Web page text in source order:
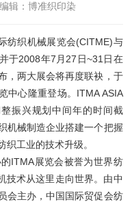
编辑：博准织印染
织机械展览会(CITME)与
于2008年7月27日~31日在
，两大展会将再度联袂，于
中心隆重登场。ITMA ASIA
振兴规划中间年的时间截
机械制造企业搭建一个把握
织工业的技术升级。
ITMA展览会被誉为世界纺
技术从这里走向世界。由中
会主办，中国国际贸促会纺